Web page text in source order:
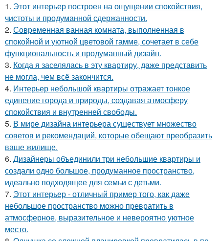
1. Этот интерьер построен на ощущении спокойствия,
чистоты и продуманной сдержанности.
2. Современная ванная комната, выполненная в
спокойной и уютной цветовой гамме, сочетает в себе
функциональность и продуманный дизайн.
3. Когда я заселялась в эту квартиру, даже представить
не могла, чем всё закончится.
4. Интерьер небольшой квартиры отражает тонкое
единение города и природы, создавая атмосферу
спокойствия и внутренней свободы.
5. В мире дизайна интерьера существует множество
советов и рекомендаций, которые обещают преобразить
ваше жилище.
6. Дизайнеры объединили три небольшие квартиры и
создали одно большое, продуманное пространство,
идеально подходящее для семьи с детьми.
7. Этот интерьер - отличный пример того, как даже
небольшое пространство можно превратить в
атмосферное, выразительное и невероятно уютное
место.